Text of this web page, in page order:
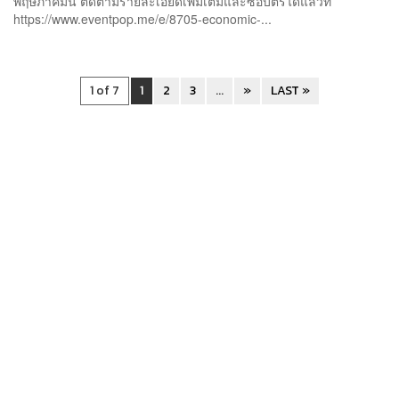
https://www.eventpop.me/e/8705-economic-...
1 of 7 1 2 3 ... » LAST »